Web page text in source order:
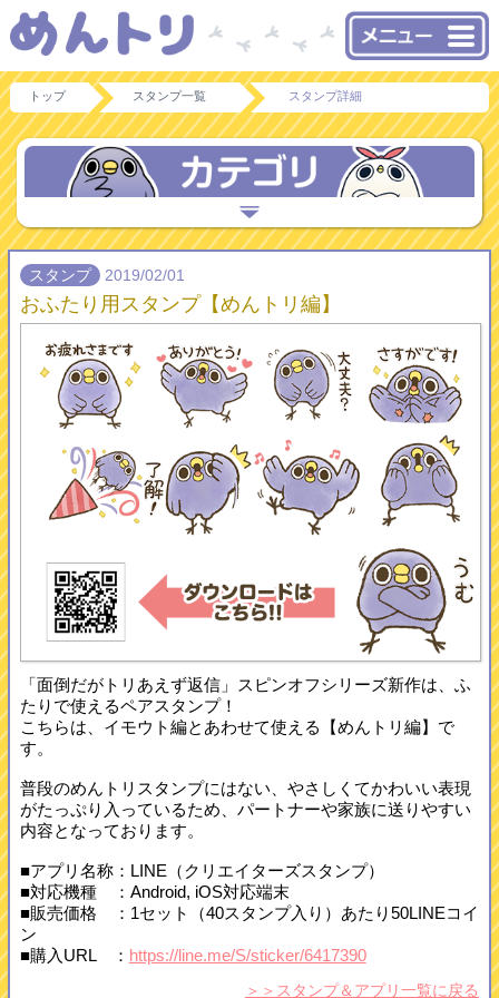
トップ スタンプ一覧 スタンプ詳細
スタンプ 2019/02/01
おふたり用スタンプ【めんトリ編】
「面倒だがトリあえず返信」スピンオフシリーズ新作は、ふ
たりで使えるペアスタンプ！
こちらは、イモウト編とあわせて使える【めんトリ編】で
す。
普段のめんトリスタンプにはない、やさしくてかわいい表現
がたっぷり入っているため、パートナーや家族に送りやすい
内容となっております。
■アプリ名称：LINE（クリエイターズスタンプ）
■対応機種 ：Android, iOS対応端末
■販売価格 ：1セット（40スタンプ入り）あたり50LINEコイ
ン
■購入URL ： https://line.me/S/sticker/6417390
＞＞スタンプ＆アプリ一覧に戻る